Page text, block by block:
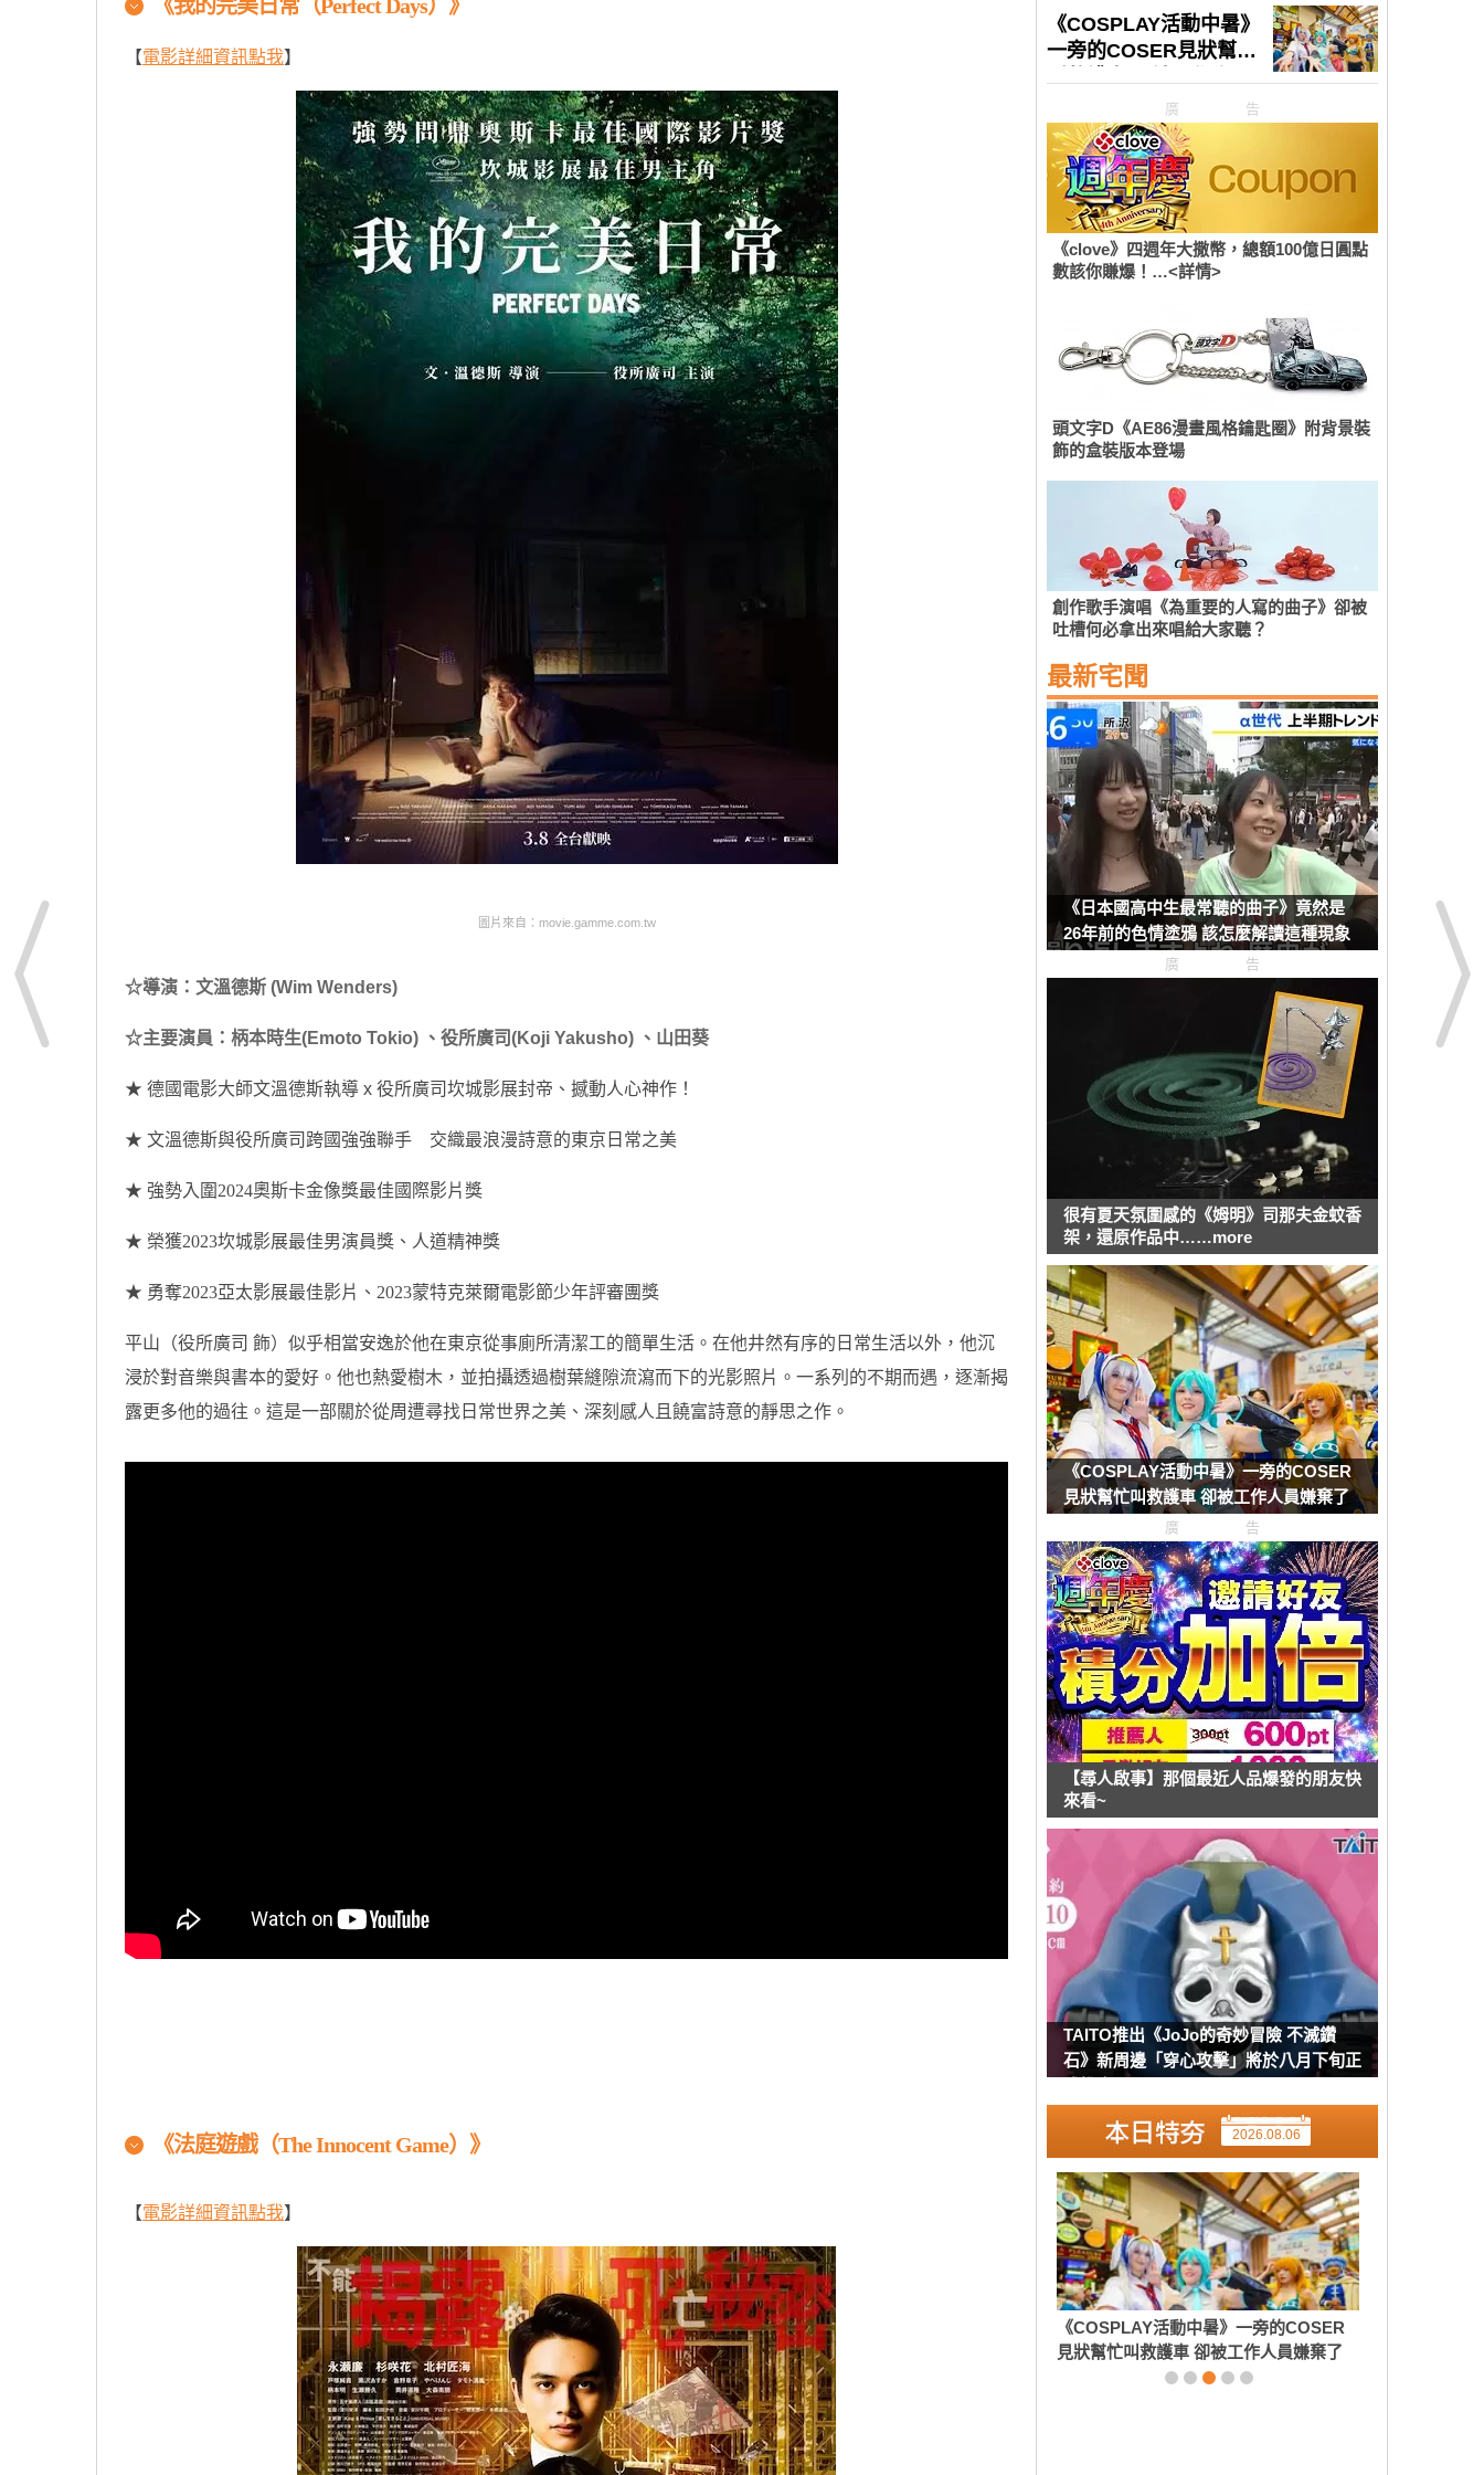
《我的完美日常（ Perfect Days）》
【電影詳細資訊點我】
圖片來自：movie.gamme.com.tw
☆導演：文溫德斯 (Wim Wenders)
☆主要演員：柄本時生(Emoto Tokio) 、役所廣司(Koji Yakusho) 、山田葵
★ 德國電影大師文溫德斯執導 x 役所廣司坎城影展封帝、撼動人心神作！
★ 文溫德斯與役所廣司跨國強強聯手 交織最浪漫詩意的東京日常之美
★ 強勢入圍2024奧斯卡金像獎最佳國際影片獎
★ 榮獲2023坎城影展最佳男演員獎、人道精神獎
★ 勇奪2023亞太影展最佳影片、2023蒙特克萊爾電影節少年評審團獎
平山（役所廣司 飾）似乎相當安逸於他在東京從事廁所清潔工的簡單生活。在他井然有序的日常生活以外，他沉
浸於對音樂與書本的愛好。他也熱愛樹木，並拍攝透過樹葉縫隙流瀉而下的光影照片。一系列的不期而遇，逐漸揭
露更多他的過往。這是一部關於從周遭尋找日常世界之美、深刻感人且饒富詩意的靜思之作。
《法庭遊戲（The Innocent Game）》
【電影詳細資訊點我】
廣告
《clove》四週年大撒幣，總額100億日圓點
數該你賺爆！…<詳情>
頭文字D《AE86漫畫風格鑰匙圈》附背景裝
飾的盒裝版本登場
創作歌手演唱《為重要的人寫的曲子》卻被
吐槽何必拿出來唱給大家聽？
最新宅聞
《日本國高中生最常聽的曲子》竟然是
26年前的色情塗鴉 該怎麼解讀這種現象
廣告
很有夏天氛圍感的《姆明》司那夫金蚊香
架，還原作品中……more
《COSPLAY活動中暑》一旁的COSER
見狀幫忙叫救護車 卻被工作人員嫌棄了
廣告
【尋人啟事】那個最近人品爆發的朋友快
來看~
TAITO推出《JoJo的奇妙冒險 不滅鑽
石》新周邊「穿心攻擊」將於八月下旬正
2026.08.06